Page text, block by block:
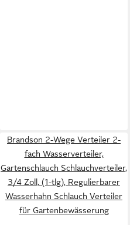
Brandson 2-Wege Verteiler 2-
fach Wasserverteiler,
Gartenschlauch Schlauchverteiler,
3/4 Zoll, (1-tlg), Regulierbarer
Wasserhahn Schlauch Verteiler
für Gartenbewässerung